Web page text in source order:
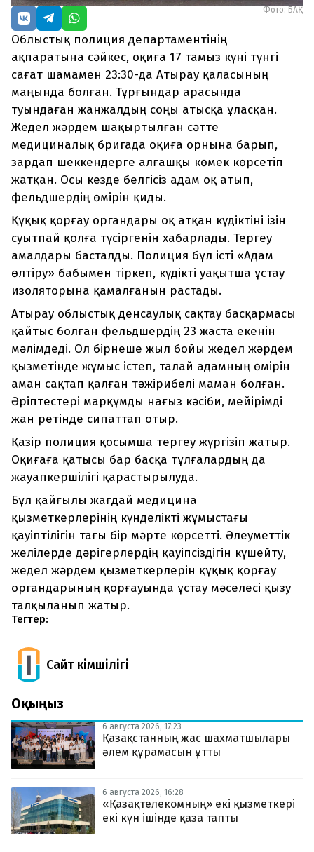
Фото: БАҚ
Облыстық полиция департаментінің
ақпаратына сәйкес, оқиға 17 тамыз күні түнгі
сағат шамамен 23:30-да Атырау қаласының
маңында болған. Тұрғындар арасында
туындаған жанжалдың соңы атысқа ұласқан.
Жедел жәрдем шақыртылған сәтте
медициналық бригада оқиға орнына барып,
зардап шеккендерге алғашқы көмек көрсетіп
жатқан. Осы кезде белгісіз адам оқ атып,
фельдшердің өмірін қиды.
Құқық қорғау органдары оқ атқан күдіктіні ізін
суытпай қолға түсіргенін хабарлады. Тергеу
амалдары басталды. Полиция бұл істі «Адам
өлтіру» бабымен тіркеп, күдікті уақытша ұстау
изоляторына қамалғанын растады.
Атырау облыстық денсаулық сақтау басқармасы
қайтыс болған фельдшердің 23 жаста екенін
мәлімдеді. Ол бірнеше жыл бойы жедел жәрдем
қызметінде жұмыс істеп, талай адамның өмірін
аман сақтап қалған тәжірибелі маман болған.
Әріптестері марқұмды нағыз кәсіби, мейірімді
жан ретінде сипаттап отыр.
Қазір полиция қосымша тергеу жүргізіп жатыр.
Оқиғаға қатысы бар басқа тұлғалардың да
жауапкершілігі қарастырылуда.
Бұл қайғылы жағдай медицина
қызметкерлерінің күнделікті жұмыстағы
қауіптілігін тағы бір мәрте көрсетті. Әлеуметтік
желілерде дәрігерлердің қауіпсіздігін күшейту,
жедел жәрдем қызметкерлерін құқық қорғау
органдарының қорғауында ұстау мәселесі қызу
талқыланып жатыр.
Тегтер:
Сайт Әкімшілігі
Оқыңыз
6 августа 2026, 17:23
Қазақстанның жас шахматшылары
әлем құрамасын ұтты
6 августа 2026, 16:28
«Қазақтелекомның» екі қызметкері
екі күн ішінде қаза тапты